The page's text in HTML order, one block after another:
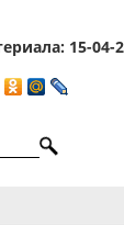
15-04-